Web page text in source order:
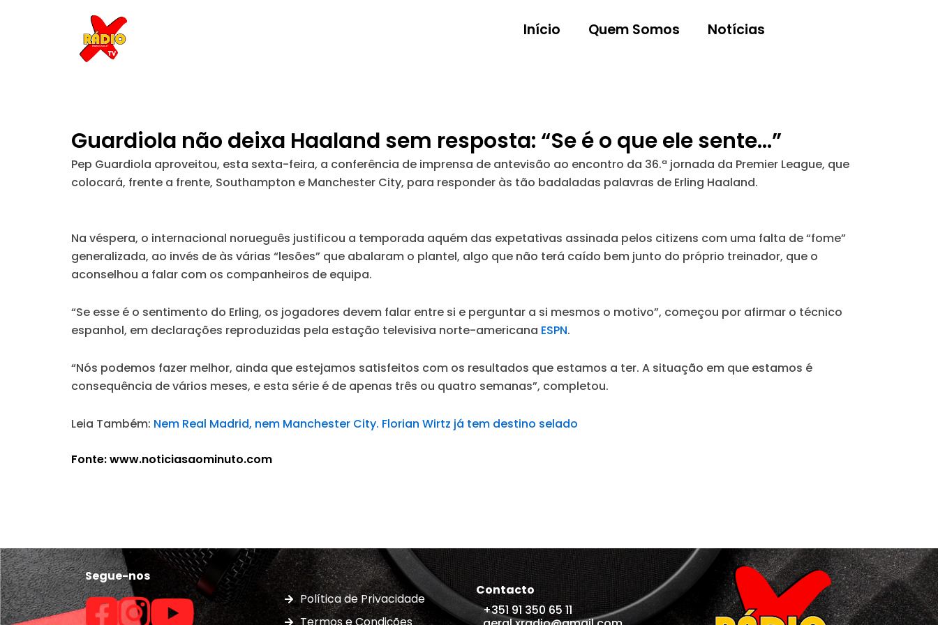
Início Quem Somos Notícias
Guardiola não deixa Haaland sem resposta: “Se é o que ele sente…”
Pep Guardiola aproveitou, esta sexta-feira, a conferência de imprensa de antevisão ao encontro da 36.ª jornada da Premier League, que
colocará, frente a frente, Southampton e Manchester City, para responder às tão badaladas palavras de Erling Haaland.
Na véspera, o internacional norueguês justificou a temporada aquém das expetativas assinada pelos citizens com uma falta de “fome”
generalizada, ao invés de às várias “lesões” que abalaram o plantel, algo que não terá caído bem junto do próprio treinador, que o
aconselhou a falar com os companheiros de equipa.
“Se esse é o sentimento do Erling, os jogadores devem falar entre si e perguntar a si mesmos o motivo”, começou por afirmar o técnico
espanhol, em declarações reproduzidas pela estação televisiva norte-americana ESPN.
“Nós podemos fazer melhor, ainda que estejamos satisfeitos com os resultados que estamos a ter. A situação em que estamos é
consequência de vários meses, e esta série é de apenas três ou quatro semanas”, completou.
Leia Também: Nem Real Madrid, nem Manchester City. Florian Wirtz já tem destino selado
Fonte: www.noticiasaominuto.com
Segue-nos
Política de Privacidade
Contacto
+351 91 350 65 11